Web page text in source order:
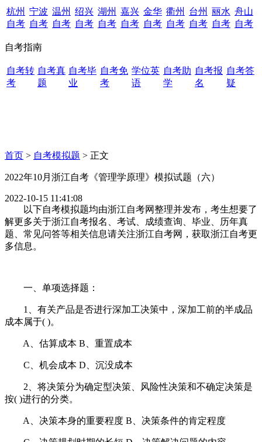
杭州
自考
宁波
自考
温州
自考
绍兴
自考
湖州
自考
嘉兴
自考
金华
自考
衢州
自考
台州
自考
丽水
自考
舟山
自考
自考指南
自考转
考
自考真
题
自考毕
业
自考免
考
学位英
语
自考助
学
自考报
名
自考答
疑
首页 > 自考模拟题 > 正文
2022年10月浙江自考《管理学原理》模拟试题（六）
2022-10-15 11:41:08
以下自考模拟题均由浙江自考网整理并发布，考生想要了
解更多关于浙江自考报名、考试、成绩查询、毕业、历年真
题、常见问答等相关信息请关注浙江自考网，获取浙江自考更
多信息。
一、单项选择题：
1、有关产品是否进行深加工决策中，深加工前的半成品
成本属于( )。
A、估算成本 B、重置成本
C、机会成本 D、沉没成本
2、将决策分为确定型决策、风险性决策和不确定决策是
按( )进行的分类。
A、决策本身的重要程度 B、决策条件的肯定程度